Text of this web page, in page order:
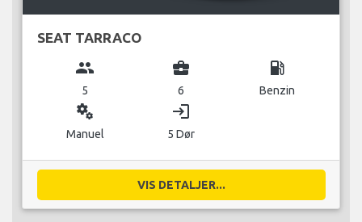
SEAT TARRACO
group
5
business_center
6
local_gas_station
Benzin
miscellaneous_services
Manuel
login
5 Dør
VIS DETALJER...